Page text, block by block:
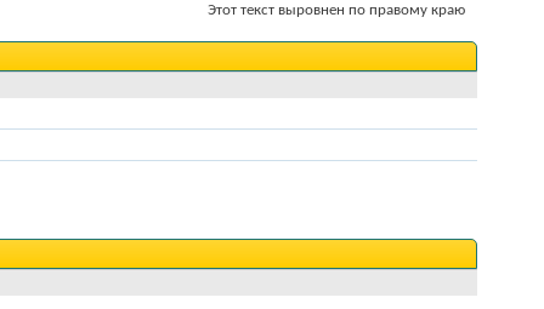
Этот текст выровнен по правому краю